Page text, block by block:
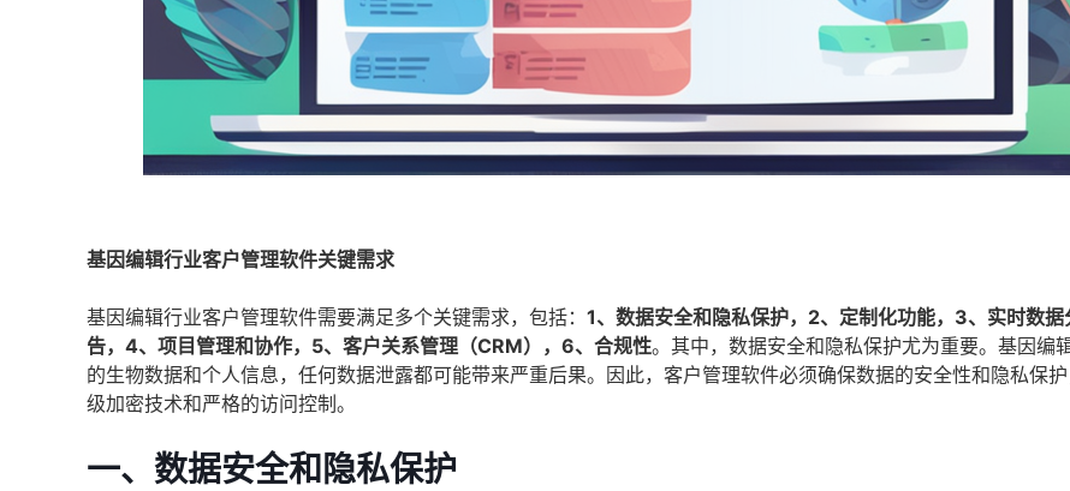
基因编辑行业客户管理软件关键需求
基因编辑行业客户管理软件需要满足多个关键需求，包括： 1、数据安全和隐私保护，2、定制化功能，3、实时数据
告，4、项目管理和协作，5、客户关系管理（CRM），6、合规性。其中，数据安全和隐私保护尤为重要。基因编
的生物数据和个人信息，任何数据泄露都可能带来严重后果。因此，客户管理软件必须确保数据的安全性和隐私保
级加密技术和严格的访问控制。
一、数据安全和隐私保护